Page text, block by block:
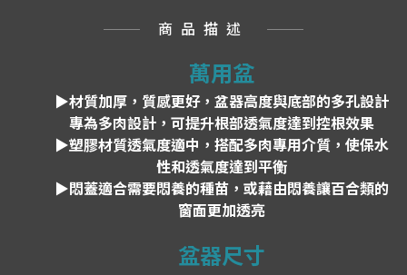
商品描述
萬用盆
▶材質加厚，質感更好，盆器高度與底部的多孔設計
專為多肉設計，可提升根部透氣度達到控根效果
▶塑膠材質透氣度適中，搭配多肉專用介質，使保水
性和透氣度達到平衡
▶悶蓋適合需要悶養的種苗，或藉由悶養讓百合類的
窗面更加透亮
盆器尺寸